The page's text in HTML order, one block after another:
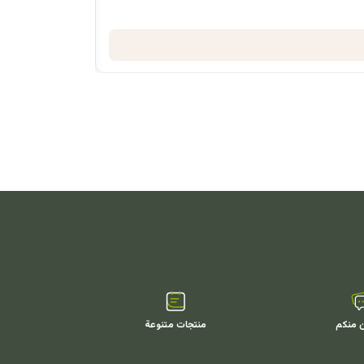
منكم منتجات متنوعة